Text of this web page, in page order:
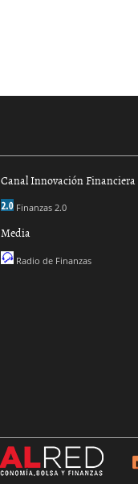
Canal Innovación Financiera
Finanzas 2.0
Media
Radio de Finanzas